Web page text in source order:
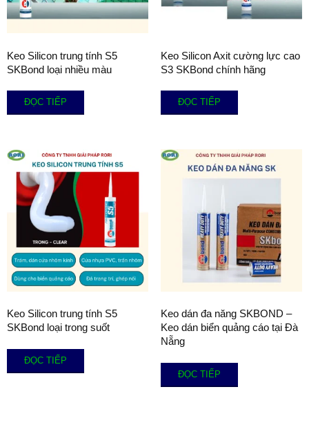
Keo Silicon trung tính S5
SKBond loại nhiều màu
ĐỌC TIẾP
Keo Silicon Axit cường lực cao
S3 SKBond chính hãng
ĐỌC TIẾP
Keo Silicon trung tính S5
SKBond loại trong suốt
ĐỌC TIẾP
Keo dán đa năng SKBOND –
Keo dán biển quảng cáo tại Đà
Nẵng
ĐỌC TIẾP